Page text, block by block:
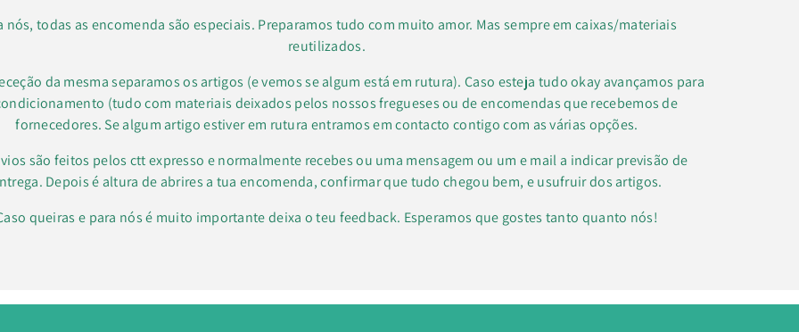
nós, todas as encomenda são especiais. Preparamos tudo com muito amor. Mas sempre em caixas/materiais
reutilizados.
da mesma separamos os artigos (e vemos se algum está em rutura). Caso esteja tudo okay avançamos para
(tudo com materiais deixados pelos nossos fregueses ou de encomendas que recebemos de
fornecedores. Se algum artigo estiver em rutura entramos em contacto contigo com as várias opções.
são feitos pelos ctt expresso e normalmente recebes ou uma mensagem ou um e mail a indicar previsão de
Depois é altura de abrires a tua encomenda, confirmar que tudo chegou bem, e usufruir dos artigos.
queiras e para nós é muito importante deixa o teu feedback. Esperamos que gostes tanto quanto nós!